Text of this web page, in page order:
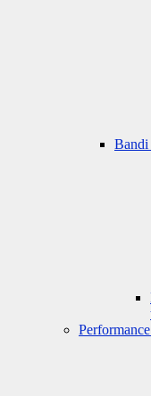
Bandi
Performance